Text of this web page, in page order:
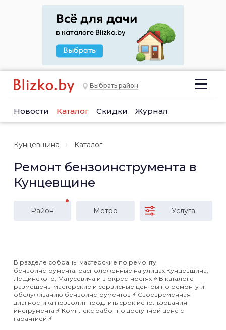
Выбрать район
Новости Каталог Скидки Журнал
Кунцевщина Каталог
Ремонт бензоинструмента в
Кунцевщине
Район Метро Услуга
В разделе собраны мастерские по ремонту
бензоинструмента, расположенные на улицах Кунцевщина,
Лещинского, Матусевича и в окрестностях ⭐️ В каталоге
размещены мастерские и сервисные центры по ремонту и
обслуживанию бензоинструментов ⚡️ Своевременная
диагностика позволит продлить срок использования
инструмента ⚡️ Комплекс работ по доступной цене с
гарантией ⚡️